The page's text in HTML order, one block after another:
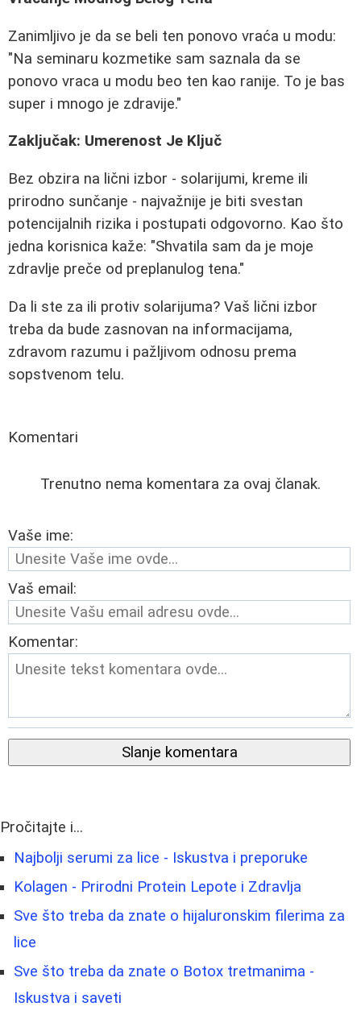
Zanimljivo je da se beli ten ponovo vraća u modu:
"Na seminaru kozmetike sam saznala da se
ponovo vraca u modu beo ten kao ranije. To je bas
super i mnogo je zdravije."
Zaključak: Umerenost Je Ključ
Bez obzira na lični izbor - solarijumi, kreme ili
prirodno sunčanje - najvažnije je biti svestan
potencijalnih rizika i postupati odgovorno. Kao što
jedna korisnica kaže: "Shvatila sam da je moje
zdravlje preče od preplanulog tena."
Da li ste za ili protiv solarijuma? Vaš lični izbor
treba da bude zasnovan na informacijama,
zdravom razumu i pažljivom odnosu prema
sopstvenom telu.
Komentari
Trenutno nema komentara za ovaj članak.
Vaše ime:
Vaš email:
Komentar:
Slanje komentara
Pročitajte i...
Najbolji serumi za lice - Iskustva i preporuke
Kolagen - Prirodni Protein Lepote i Zdravlja
Sve što treba da znate o hijaluronskim filerima za
lice
Sve što treba da znate o Botox tretmanima -
Iskustva i saveti